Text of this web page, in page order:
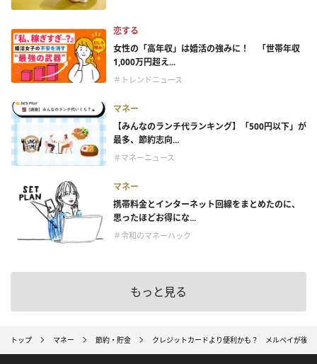
恋する
女性の「高年収」は婚活の強みに！ 「世帯年収
1,000万円超え...
＃トレンドニュース
マネー
【みんなのランチ代ランキング】「500円以下」が
最多、節約志向...
＃マネーニュース
マネー
携帯料金とインターネット回線をまとめたのに、
思ったほどお得にな...
＃令和のマネーハック
もっと見る
トップ マネー 節約・貯金 クレジットカードより便利かも？ メルペイが後払